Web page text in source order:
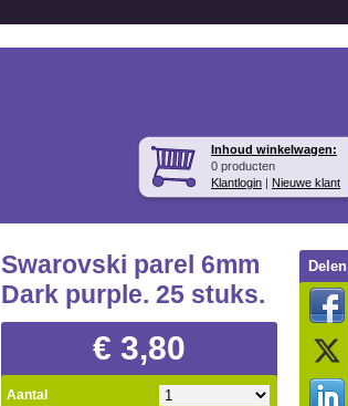
Inhoud winkelwagen:
0 producten
Klantlogin | Nieuwe klant
Swarovski parel 6mm
Dark purple. 25 stuks.
€ 3,80
Aantal
Delen